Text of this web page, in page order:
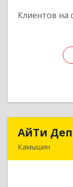
Клиентов на
АйТи
Камышин